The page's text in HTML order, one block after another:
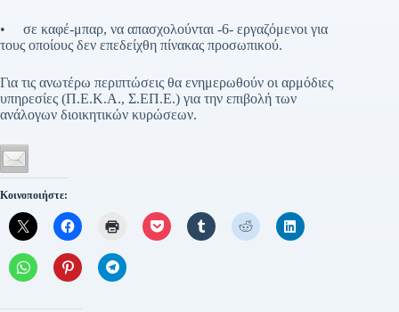
• σε καφέ-μπαρ, να απασχολούνται -6- εργαζόμενοι για
τους οποίους δεν επεδείχθη πίνακας προσωπικού.
Για τις ανωτέρω περιπτώσεις θα ενημερωθούν οι αρμόδιες
υπηρεσίες (Π.Ε.Κ.Α., Σ.ΕΠ.Ε.) για την επιβολή των
ανάλογων διοικητικών κυρώσεων.
Κοινοποιήστε: